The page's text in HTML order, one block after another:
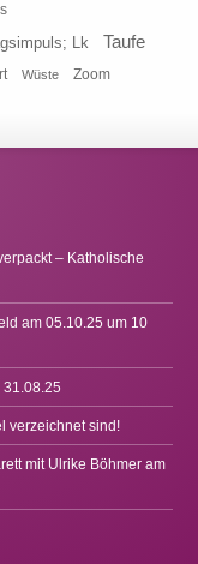
Lk Taufe
Wüste Zoom
– Katholische
am 05.10.25 um 10
verzeichnet sind!
mit Ulrike Böhmer am